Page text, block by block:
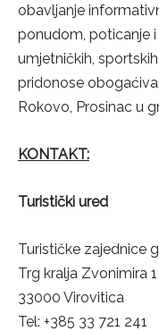
obavljanje
ponudom, poticanje i
umjetničkih,
pridonose
Rokovo, Prosinac u
KONTAKT:
Turistički ured
Turističke zajednice
Trg kralja Zvonimira
33000 Virovitica
Tel: +385 33 721 241